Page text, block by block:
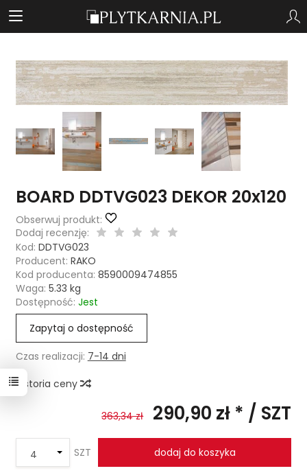
BOARD DDTVG023 DEKOR 20x120
Obserwuj produkt:
Dodaj recenzję:
Kod: DDTVG023
Producent: RAKO
Kod producenta: 8590009474855
Waga: 5.33 kg
Dostępność: Jest
Zapytaj o dostępność
Czas realizacji: 7-14 dni
Historia ceny
363,34 zł 290,90 zł * / SZT
SZT dodaj do koszyka